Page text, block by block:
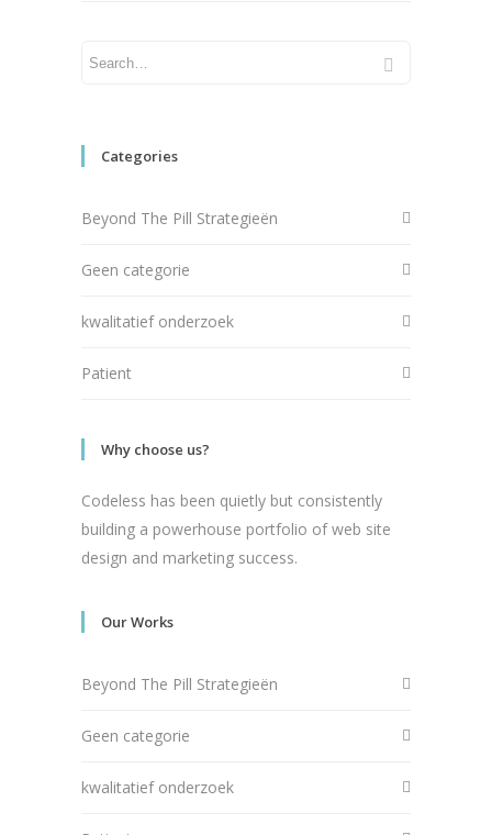
Categories
Beyond The Pill Strategieën
Geen categorie
kwalitatief onderzoek
Patient
Why choose us?
Codeless has been quietly but consistently
building a powerhouse portfolio of web site
design and marketing success.
Our Works
Beyond The Pill Strategieën
Geen categorie
kwalitatief onderzoek